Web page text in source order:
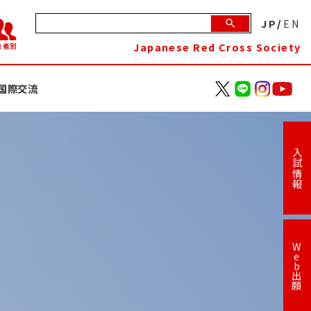
者別
JP/ EN
Japanese Red Cross Society
際交流
入試情報
W
e
b
出
願